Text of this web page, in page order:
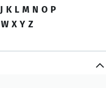
J K L M N O P
W X Y Z